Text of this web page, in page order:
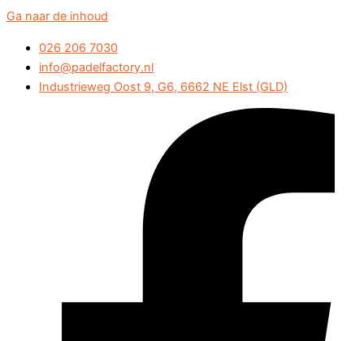
Ga naar de inhoud
026 206 7030
info@padelfactory.nl
Industrieweg Oost 9, G6, 6662 NE Elst (GLD)